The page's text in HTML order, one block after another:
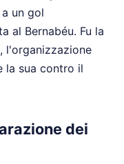
un gol
al Bernabéu. Fu la
l'organizzazione
la sua contro il
dei